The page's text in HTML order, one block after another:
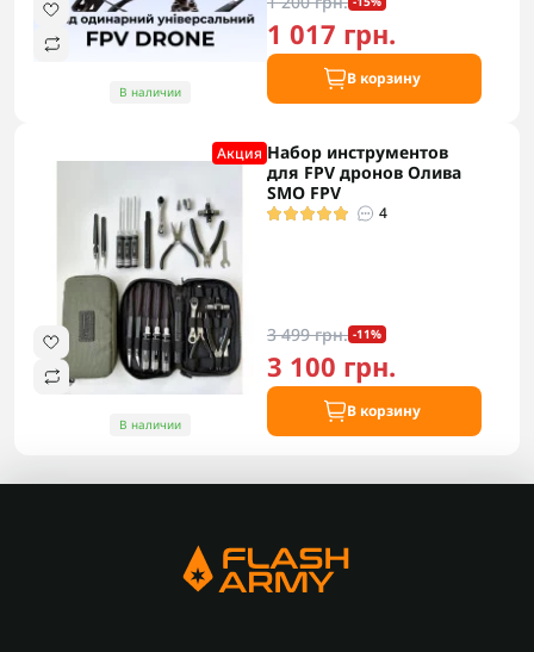
В наличии
1 017 грн.
В корзину
Акция
В наличии
Набор инструментов
для FPV дронов Олива
SMO FPV
4
3 499 грн. -11%
3 100 грн.
В корзину